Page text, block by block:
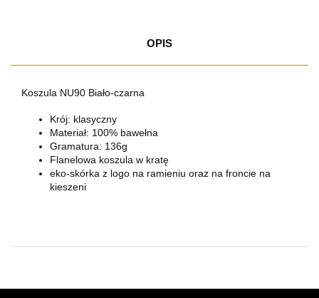
OPIS
Koszula NU90 Biało-czarna
Krój: klasyczny
Materiał: 100% bawełna
Gramatura: 136g
Flanelowa koszula w kratę
eko-skórka z logo na ramieniu oraz na froncie na
kieszeni